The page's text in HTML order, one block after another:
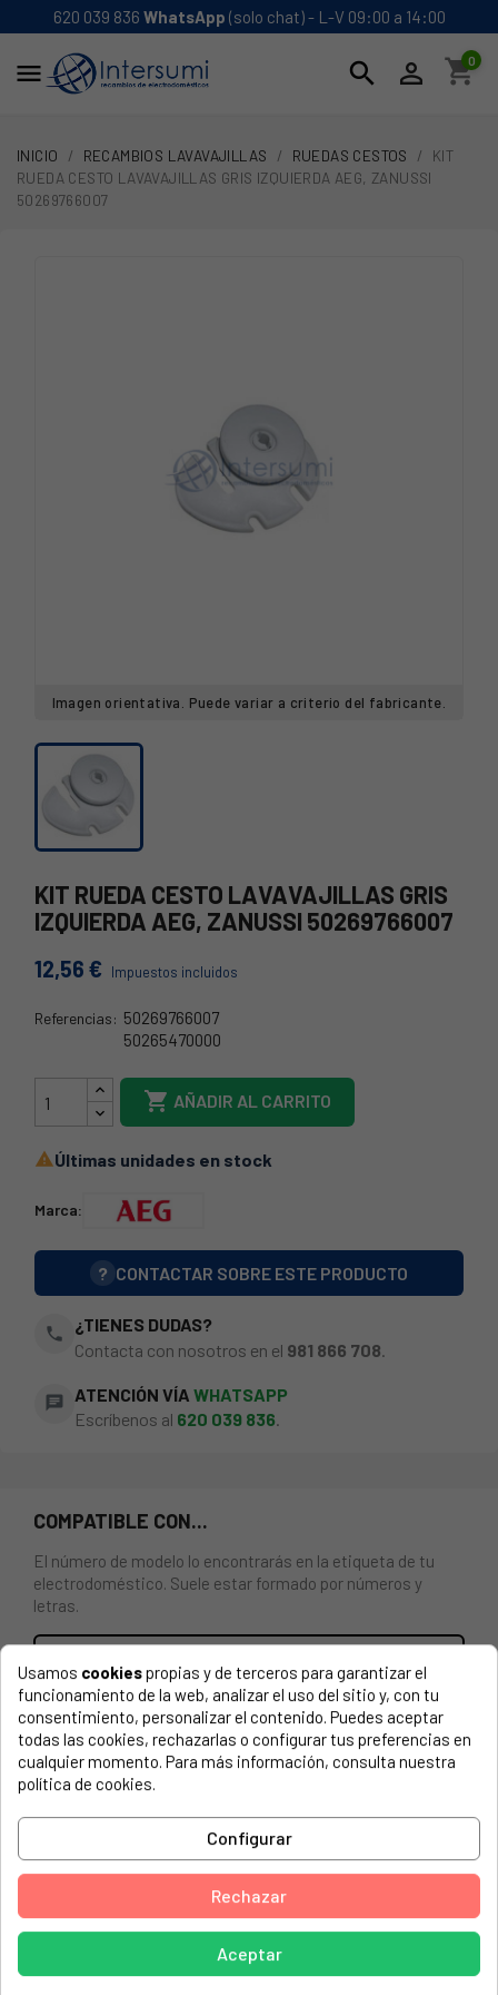
620 039 836 WhatsApp (solo chat) - L-V 09:00 a 14:00
 search  shopping_cart
0
INICIO RECAMBIOS LAVAVAJILLAS RUEDAS CESTOS
KIT
RUEDA CESTO LAVAVAJILLAS GRIS IZQUIERDA AEG, ZANUSSI
50269766007
Imagen orientativa. Puede variar a criterio del fabricante.
KIT RUEDA CESTO LAVAVAJILLAS GRIS
IZQUIERDA AEG, ZANUSSI 50269766007
12,56 € Impuestos incluidos
Referencias: 50269766007
50265470000
 AÑADIR AL CARRITO
Últimas unidades en stock
Marca:
? CONTACTAR SOBRE ESTE PRODUCTO
phone
¿TIENES DUDAS?
Contacta con nosotros en el 981 866 708
chat ATENCIÓN VÍA WHATSAPP
Escríbenos al 620 039 836.
COMPATIBLE CON...
El número de modelo lo encontrarás en la etiqueta de tu
electrodoméstico. Suele estar formado por números y
letras.
Kit rueda cesto lavavajillas gris izquierda AEG, Zanussi
50269766007
AEG, FAV50600
AEG, FAVORIT 50600 ELECTRONIC
AEG, LAV50600 91188802201
ARTHURMARTINELX, ASF2632 9118830360
Usamos cookiespropias y de terceros para garantizar el
funcionamiento de la web, analizar el uso del sitio y, con tu
consentimiento, personalizar el contenido. Puedes aceptar
todas las cookies, rechazarlas o configurar tus preferencias en
cualquier momento. Para más información, consulta nuestra
política de cookies.
Configurar
Rechazar
Aceptar